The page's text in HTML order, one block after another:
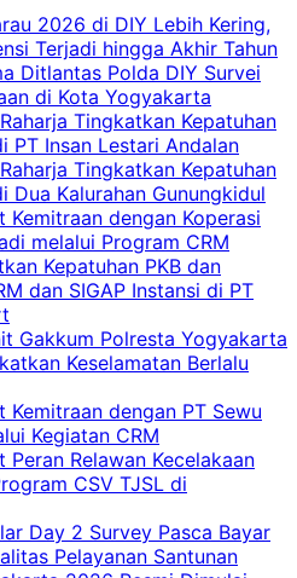
2026 di DIY Lebih Kering,
Terjadi hingga Akhir Tahun
Ditlantas Polda DIY Survei
di Kota Yogyakarta
Tingkatkan Kepatuhan
PT Insan Lestari Andalan
Tingkatkan Kepatuhan
Dua Kalurahan Gunungkidul
Kemitraan dengan Koperasi
melalui Program CRM
Kepatuhan PKB dan
dan SIGAP Instansi di PT
Gakkum Polresta Yogyakarta
Keselamatan Berlalu
Kemitraan dengan PT Sewu
Kegiatan CRM
Peran Relawan Kecelakaan
CSV TJSL di
Day 2 Survey Pasca Bayar
Pelayanan Santunan